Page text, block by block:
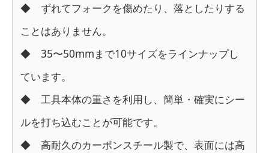
◆ ずれてフォークを傷めたり、落としたりする
ことはありません。
◆ 35〜50mmまで10サイズをラインナップし
ています。
◆ 工具本体の重さを利用し、簡単・確実にシー
ルを打ち込むことが可能です。
◆ 高耐久のカーボンスチール製で、表面には高